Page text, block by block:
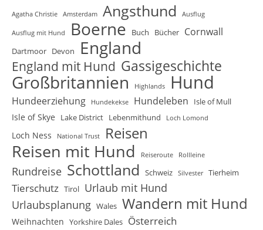
Agatha Christie Amsterdam Angsthund Ausflug
Ausflug mit Hund Boerne Buch Bücher Cornwall
Dartmoor Devon England
England mit Hund Gassigeschichte
Großbritannien Highlands Hund
Hundeerziehung Hundekekse Hundeleben Isle of Mull
Isle of Skye Lake District Lebenmithund Loch Lomond
Loch Ness National Trust Reisen
Reisen mit Hund Reiseroute Rollleine
Rundreise Schottland Schweiz Silvester Tierheim
Tierschutz Tirol Urlaub mit Hund
Urlaubsplanung Wales Wandern mit Hund
Weihnachten Yorkshire Dales Österreich